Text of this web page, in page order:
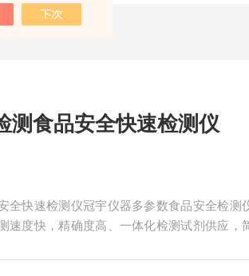
测食品安全快速检测仪
全快速检测仪冠宇仪器多参数食品安全检测
速度快，精确度高、一体化检测试剂供应，